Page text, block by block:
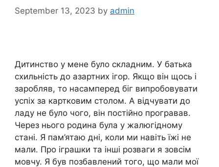
September 13, 2023 by admin
Дитинство у мене було складним. У батька
схильність до азартних ігор. Якщо він щось і
заробляв, то насамперед біг випробовувати
успіх за картковим столом. А відчувати до
ладу не було чого, він постійно програвав.
Через нього родина була у жалюгідному
стані. Я пам’ятаю дні, коли ми навіть їжі не
мали. Про іграшки та інші розваги я зовсім
мовчу. Я був позбавлений того, що мали мої